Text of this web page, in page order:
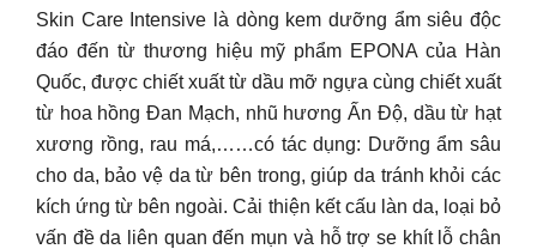
Skin Care Intensive là dòng kem dưỡng ẩm siêu độc
đáo đến từ thương hiệu mỹ phẩm EPONA của Hàn
Quốc, được chiết xuất từ dầu mỡ ngựa cùng chiết xuất
từ hoa hồng Đan Mạch, nhũ hương Ấn Độ, dầu từ hạt
xương rồng, rau má,……có tác dụng: Dưỡng ẩm sâu
cho da, bảo vệ da từ bên trong, giúp da tránh khỏi các
kích ứng từ bên ngoài. Cải thiện kết cấu làn da, loại bỏ
vấn đề da liên quan đến mụn và hỗ trợ se khít lỗ chân